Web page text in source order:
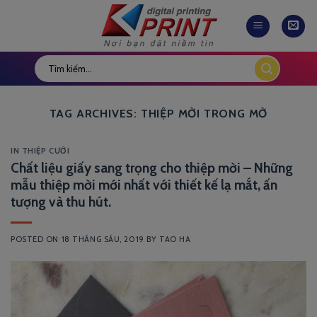
TAG ARCHIVES: THIỆP MỜI TRONG MỜ
IN THIỆP CƯỚI
Chất liệu giấy sang trọng cho thiệp mời – Những
mẫu thiệp mời mới nhất với thiết kế lạ mắt, ấn
tượng và thu hút.
POSTED ON 18 THÁNG SÁU, 2019 BY TAO HA